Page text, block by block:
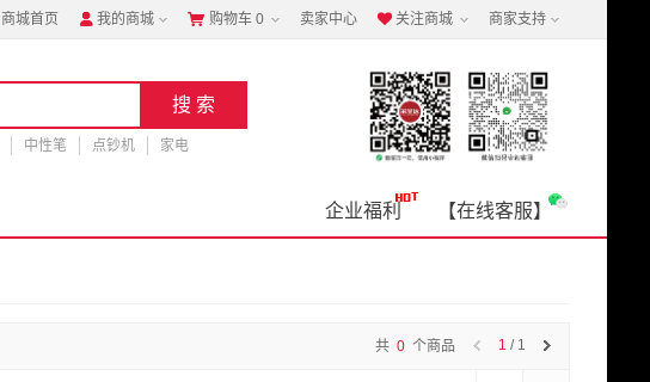
商城首页  我的商城  购物车 0 卖家中心 关注商城 商家支持
中性笔 点钞机
家电
【在线客服】
企业福利
1 / 1
共 0 个商品